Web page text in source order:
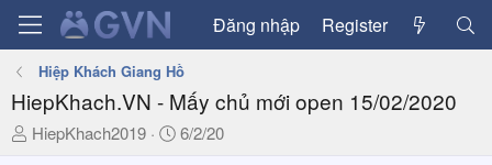
Đăng nhập Register
Hiệp Khách Giang Hồ
HiepKhach.VN - Mấy chủ mới open 15/02/2020
T
HiepKhach2019
N
6/2/20